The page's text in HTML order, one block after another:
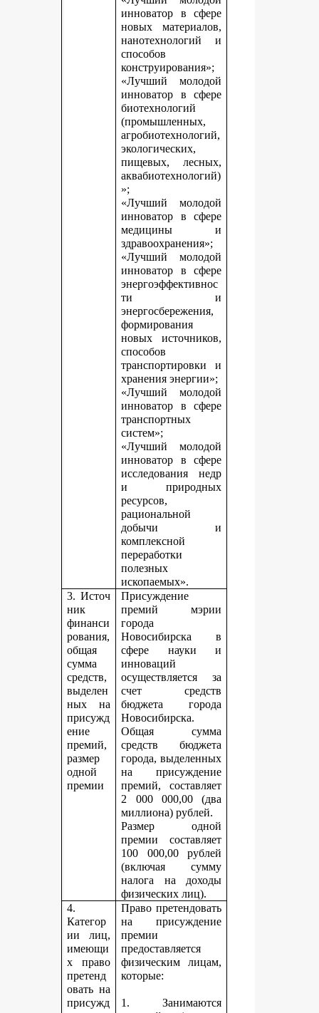
инноватор в сфере
новых материалов,
нанотехнологий и
способов
конструирования»;
«Лучший молодой
инноватор в сфере
биотехнологий
(промышленных,
агробиотехнологий,
экологических,
пищевых, лесных,
аквабиотехнологий)
»;
«Лучший молодой
инноватор в сфере
медицины и
здравоохранения»;
«Лучший молодой
инноватор в сфере
энергоэффективнос
ти и
энергосбережения,
формирования
новых источников,
способов
транспортировки и
хранения энергии»;
«Лучший молодой
инноватор в сфере
транспортных
систем»;
«Лучший молодой
инноватор в сфере
исследования недр
и природных
ресурсов,
рациональной
добычи и
комплексной
переработки
полезных
ископаемых».
3. Источ
ник
финанси
рования,
общая
сумма
средств,
выделен
ных на
присужд
ение
премий,
размер
одной
премии
Присуждение
премий мэрии
города
Новосибирска в
сфере науки и
инноваций
осуществляется за
счет средств
бюджета города
Новосибирска.
Общая сумма
средств бюджета
города, выделенных
на присуждение
премий, составляет
2 000 000,00 (два
миллиона) рублей.
Размер одной
премии составляет
100 000,00 рублей
(включая сумму
налога на доходы
физических лиц).
4.
Категор
ии лиц,
имеющи
х право
претенд
овать на
присужд
Право претендовать
на присуждение
премии
предоставляется
физическим лицам,
которые:
1. Занимаются